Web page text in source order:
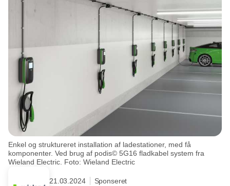
Enkel og struktureret installation af ladestationer, med få
komponenter. Ved brug af podis© 5G16 fladkabel system fra
Wieland Electric. Foto: Wieland Electric
21.03.2024 Sponseret